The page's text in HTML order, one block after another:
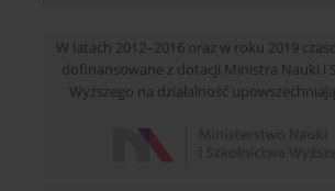
W latach 2012–2016 oraz w roku 2019
dofinansowane z dotacji Ministra Nauki i
Wyższego na działalność